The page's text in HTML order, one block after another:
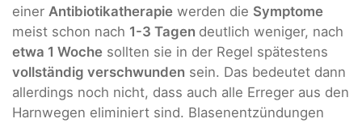
einer Antibiotikatherapie werden die Symptome
meist schon nach 1-3 Tagen deutlich weniger, nach
etwa 1 Woche sollten sie in der Regel spätestens
vollständig verschwunden sein. Das bedeutet dann
allerdings noch nicht, dass auch alle Erreger aus den
Harnwegen eliminiert sind. Blasenentzündungen